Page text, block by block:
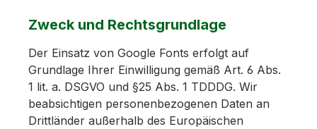
Zweck und Rechtsgrundlage
Der Einsatz von Google Fonts erfolgt auf
Grundlage Ihrer Einwilligung gemäß Art. 6 Abs.
1 lit. a. DSGVO und §25 Abs. 1 TDDDG. Wir
beabsichtigen personenbezogenen Daten an
Drittländer außerhalb des Europäischen